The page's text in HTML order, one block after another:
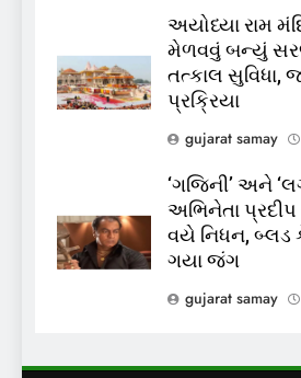
અયોધ્યા રામ
મેળવવું બન્યું
તત્કાલ સુવિધા,
પ્રક્રિયા
gujarat samay
‘ગજિની’ અને
અભિનેતા પ્રદીપ
વયે નિધન, બ્લડ
ગયા જંગ
gujarat samay
પ્રક્રિયા
GUJARAT TOP
7
પાસ,
8
શું તમારું મધ
છે? FSSAIએ
પોલ ખોલી,
INDIA TOP NEWS